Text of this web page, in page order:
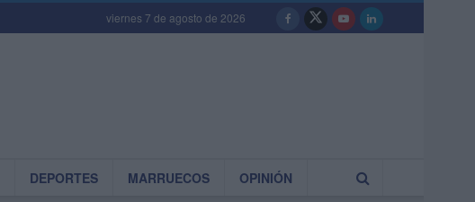
viernes 7 de agosto de 2026
DEPORTES MARRUECOS OPINIÓN